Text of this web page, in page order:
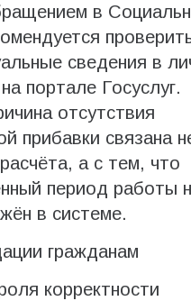
в
сведения в
портале Госуслуг.
отсутствия
прибавки связана
а с тем, что
период работы
в системе.
гражданам
корректности